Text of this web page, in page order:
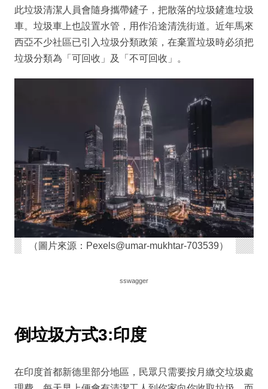
此垃圾清潔人員會隨身攜帶鏟子，把散落的垃圾鏟進垃圾
車。垃圾車上也設置水管，用作沿途清洗街道。近年馬來
西亞不少社區已引入垃圾分類政策，在棄置垃圾時必須把
垃圾分類為「可回收」及「不可回收」。
（圖片來源：Pexels@umar-mukhtar-703539）
sswagger
倒垃圾方式3:印度
在印度首都新德里部分地區，民眾只需要按月繳交垃圾處